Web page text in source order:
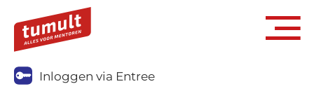
Inloggen via Entree